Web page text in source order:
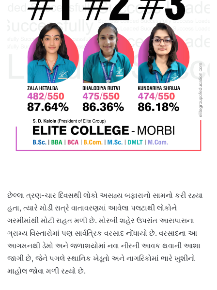
છેલ્લા ત્રણ-ચાર દિવસથી લોકો અસહ્ય બફારાનો સામનો કરી રહ્યા
હતા, ત્યારે મોડી રાત્રે વાતાવરણમાં આવેલા પલટાથી લોકોને
ગરમીમાંથી મોટી રાહત મળી છે. મોરબી શહેર ઉપરાંત આસપાસના
ગ્રામ્ય વિસ્તારોમાં પણ સાર્વત્રિક વરસાદ નોંધાયો છે. વરસાદના આ
આગમનથી ડેમો અને જળાશયોમાં નવા નીરની આવક થવાની આશા
જાગી છે, જેને પગલે સ્થાનિક ખેડૂતો અને નાગરિકોમાં ભારે ખુશીનો
માહોલ જોવા મળી રહ્યો છે.